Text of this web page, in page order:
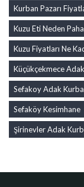
Kurban Pazarı
Kuzu Eti Neden
Kuzu Fiyatları Ne
Küçükçekmece Adak
Sefakoy Adak
Sefaköy Kesimhane
Şirinevler Adak